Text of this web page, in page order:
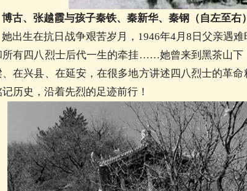
古、张越霞与孩子秦铁、秦新华、秦钢（自左至右
出生在抗日战争艰苦岁月，1946年4月8日父亲遇
所有四八烈士后代一生的牵挂……她曾来到黑茶山下
、在兴县、在延安，在很多地方讲述四八烈士的革
记历史，沿着先烈的足迹前行！